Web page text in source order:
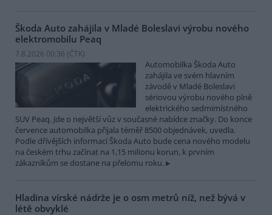
Škoda Auto zahájila v Mladé Boleslavi výrobu nového
elektromobilu Peaq
7.8.2026 00:36 (ČTK)
Automobilka Škoda Auto
zahájila ve svém hlavním
závodě v Mladé Boleslavi
sériovou výrobu nového plně
elektrického sedmimístného
SUV Peaq. Jde o největší vůz v současné nabídce značky. Do konce
července automobilka přijala téměř 8500 objednávek, uvedla.
Podle dřívějších informací Škoda Auto bude cena nového modelu
na českém trhu začínat na 1,15 milionu korun, k prvním
zákazníkům se dostane na přelomu roku.
Hladina vírské nádrže je o osm metrů níž, než bývá v
létě obvyklé